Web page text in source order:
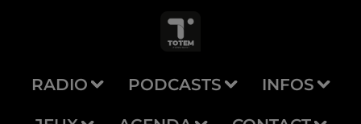
RADIO PODCASTS INFOS